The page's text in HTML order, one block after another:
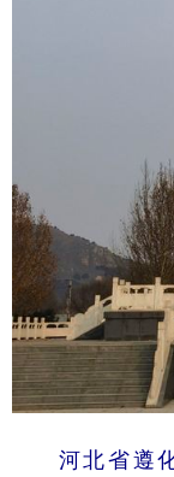
河北省遵化